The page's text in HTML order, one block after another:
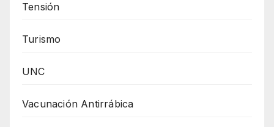
Tensión
Turismo
UNC
Vacunación Antirrábica